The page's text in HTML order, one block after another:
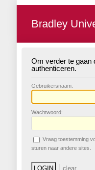
Bradley
Om verder te gaan
authenticeren.
Gebruikersnaam:
Wachtwoord:
Vraag toestemming
sturen naar andere sites.